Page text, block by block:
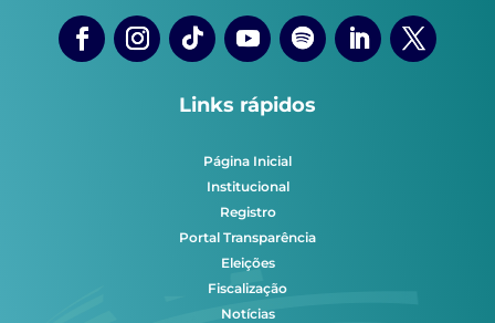
Links rápidos
Página Inicial
Institucional
Registro
Portal Transparência
Eleições
Fiscalização
Notícias